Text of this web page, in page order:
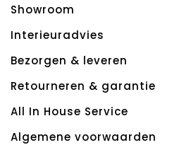
Showroom
Interieuradvies
Bezorgen & leveren
Retourneren & garantie
All In House Service
Algemene voorwaarden